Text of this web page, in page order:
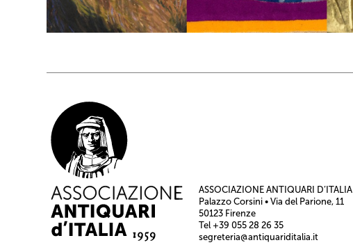
ASSOCIAZIONE ANTIQUARI D’ITALIA
Palazzo Corsini • Via del Parione, 11
50123 Firenze
Tel +39 055 28 26 35
segreteria@antiquariditalia.it